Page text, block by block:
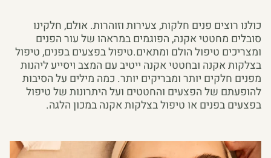
כולנו רוצים פנים חלקות, צעירות וזוהרות. אולם, חלקינו
סובלים מחטטי אקנה, הפוגמים במראהו של עור הפנים
ומצריכים טיפול הולם ומתאים.טיפול בפצעים בפנים, טיפול
בצלקות אקנה ובחטטי אקנה ייטיב עם המצב ויסייע ליהנות
מפנים חלקים יותר ומבריקים יותר. כמה מילים על הסיבות
להופעתם של הפצעים והחטטים ועל היתרונות של טיפול
בפצעים בפנים או טיפול בצלקות אקנה במכון הלגה.